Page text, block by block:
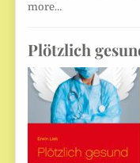
more…
Plötzlich